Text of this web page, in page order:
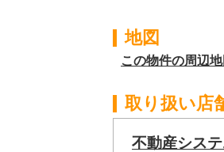
地図
この物件の周辺地
取り扱い店
不動産シス